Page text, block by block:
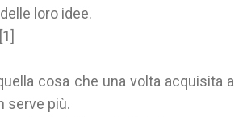
loro idee.
[1]
cosa che una volta acquisita a
serve più.